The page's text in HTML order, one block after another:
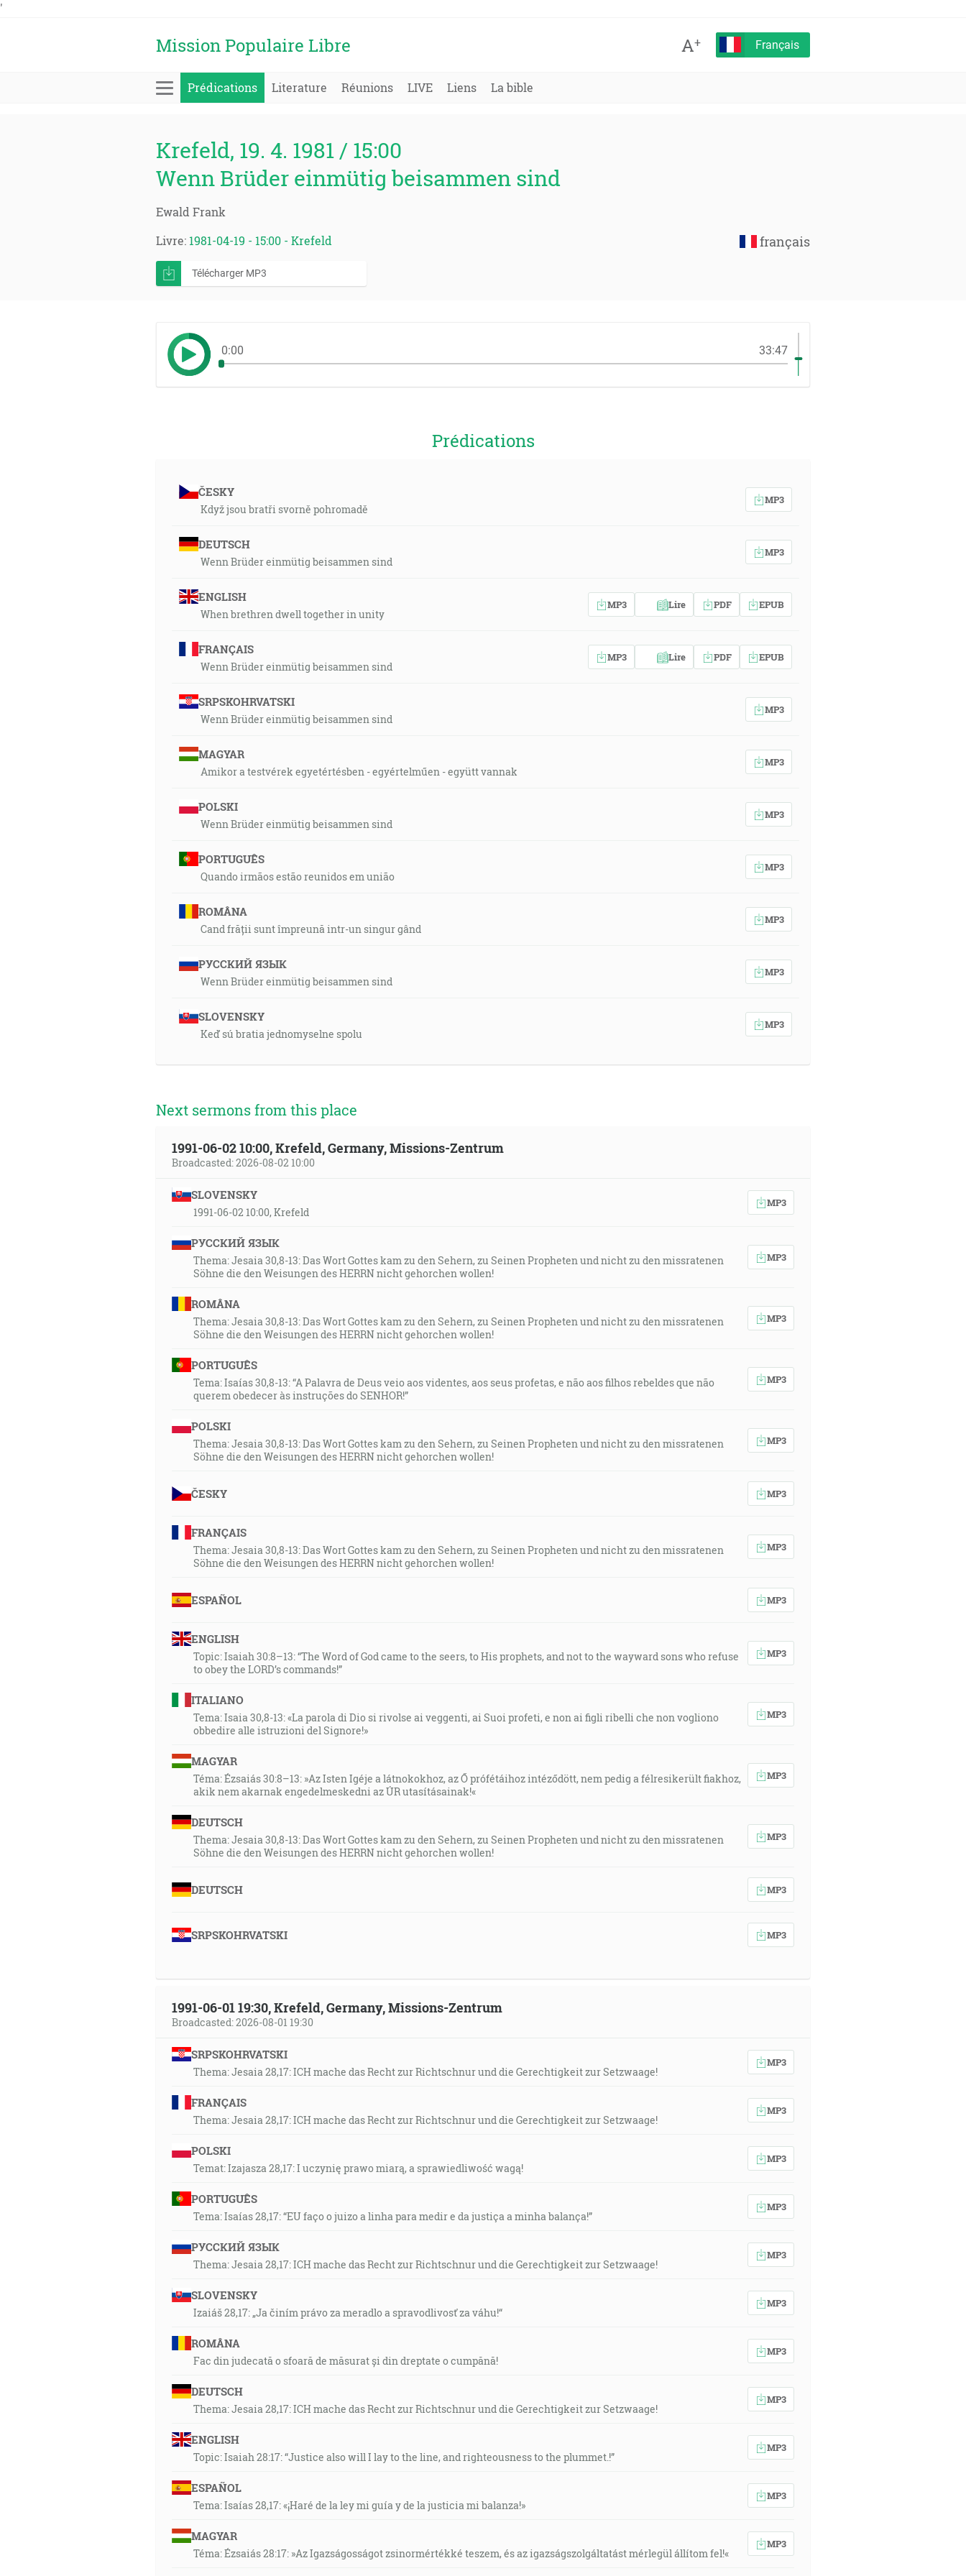
'
Mission Populaire Libre A+ Français
Prédications Literature Réunions LIVE Liens La bible
Krefeld, 19. 4. 1981 / 15:00
Wenn Brüder einmütig beisammen sind
Ewald Frank
français
Livre: 1981-04-19 - 15:00 - Krefeld
Télécharger MP3
0:00 33:47
Prédications
ČESKY
Když jsou bratři svorně pohromadě
MP3
DEUTSCH
Wenn Brüder einmütig beisammen sind
MP3
ENGLISH
When brethren dwell together in unity
MP3 Lire PDF EPUB
FRANÇAIS
Wenn Brüder einmütig beisammen sind
MP3 Lire PDF EPUB
SRPSKOHRVATSKI
Wenn Brüder einmütig beisammen sind
MP3
MAGYAR
Amikor a testvérek egyetértésben - egyértelműen - együtt vannak
MP3
POLSKI
Wenn Brüder einmütig beisammen sind
MP3
PORTUGUÊS
Quando irmãos estão reunidos em união
MP3
ROMÂNA
Cand frății sunt împreună intr-un singur gând
MP3
РУССКИЙ ЯЗЫК
Wenn Brüder einmütig beisammen sind
MP3
SLOVENSKY
Keď sú bratia jednomyselne spolu
MP3
Next sermons from this place
1991-06-02 10:00, Krefeld, Germany, Missions-Zentrum
Broadcasted: 2026-08-02 10:00
SLOVENSKY
1991-06-02 10:00, Krefeld
MP3
РУССКИЙ ЯЗЫК
Thema: Jesaia 30,8-13: Das Wort Gottes kam zu den Sehern, zu Seinen Propheten und nicht zu den missratenen
Söhne die den Weisungen des HERRN nicht gehorchen wollen!
MP3
ROMÂNA
Thema: Jesaia 30,8-13: Das Wort Gottes kam zu den Sehern, zu Seinen Propheten und nicht zu den missratenen
Söhne die den Weisungen des HERRN nicht gehorchen wollen!
MP3
PORTUGUÊS
Tema: Isaías 30,8-13: “A Palavra de Deus veio aos videntes, aos seus profetas, e não aos filhos rebeldes que não
querem obedecer às instruções do SENHOR!”
MP3
POLSKI
Thema: Jesaia 30,8-13: Das Wort Gottes kam zu den Sehern, zu Seinen Propheten und nicht zu den missratenen
Söhne die den Weisungen des HERRN nicht gehorchen wollen!
MP3
ČESKY MP3
FRANÇAIS
Thema: Jesaia 30,8-13: Das Wort Gottes kam zu den Sehern, zu Seinen Propheten und nicht zu den missratenen
Söhne die den Weisungen des HERRN nicht gehorchen wollen!
MP3
ESPAÑOL MP3
ENGLISH
Topic: Isaiah 30:8–13: “The Word of God came to the seers, to His prophets, and not to the wayward sons who refuse
to obey the LORD’s commands!”
MP3
ITALIANO
Tema: Isaia 30,8-13: «La parola di Dio si rivolse ai veggenti, ai Suoi profeti, e non ai figli ribelli che non vogliono
obbedire alle istruzioni del Signore!»
MP3
MAGYAR
Téma: Ézsaiás 30:8–13: »Az Isten Igéje a látnokokhoz, az Ő prófétáihoz intéződött, nem pedig a félresikerült fiakhoz,
akik nem akarnak engedelmeskedni az ÚR utasításainak!«
MP3
DEUTSCH
Thema: Jesaia 30,8-13: Das Wort Gottes kam zu den Sehern, zu Seinen Propheten und nicht zu den missratenen
Söhne die den Weisungen des HERRN nicht gehorchen wollen!
MP3
DEUTSCH MP3
SRPSKOHRVATSKI MP3
1991-06-01 19:30, Krefeld, Germany, Missions-Zentrum
Broadcasted: 2026-08-01 19:30
SRPSKOHRVATSKI
Thema: Jesaia 28,17: ICH mache das Recht zur Richtschnur und die Gerechtigkeit zur Setzwaage!
MP3
FRANÇAIS
Thema: Jesaia 28,17: ICH mache das Recht zur Richtschnur und die Gerechtigkeit zur Setzwaage!
MP3
POLSKI
Temat: Izajasza 28,17: I uczynię prawo miarą, a sprawiedliwość wagą!
MP3
PORTUGUÊS
Tema: Isaías 28,17: “EU faço o juizo a linha para medir e da justiça a minha balança!”
MP3
РУССКИЙ ЯЗЫК
Thema: Jesaia 28,17: ICH mache das Recht zur Richtschnur und die Gerechtigkeit zur Setzwaage!
MP3
SLOVENSKY
Izaiáš 28,17: „Ja činím právo za meradlo a spravodlivosť za váhu!“
MP3
ROMÂNA
Fac din judecată o sfoară de măsurat și din dreptate o cumpănă!
MP3
DEUTSCH
Thema: Jesaia 28,17: ICH mache das Recht zur Richtschnur und die Gerechtigkeit zur Setzwaage!
MP3
ENGLISH
Topic: Isaiah 28:17: “Justice also will I lay to the line, and righteousness to the plummet.!”
MP3
ESPAÑOL
Tema: Isaías 28,17: «¡Haré de la ley mi guía y de la justicia mi balanza!»
MP3
MAGYAR
Téma: Ézsaiás 28:17: »Az Igazságosságot zsinormértékké teszem, és az igazságszolgáltatást mérlegül állítom fel!«
MP3